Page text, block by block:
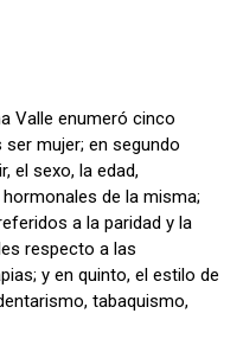
Valle enumeró cinco
mujer; en segundo
el sexo, la edad,
de la misma;
a la paridad y la
respecto a las
y en quinto, el estilo de
tabaquismo,